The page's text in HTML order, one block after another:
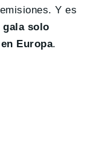
Y es
solo
Europa.